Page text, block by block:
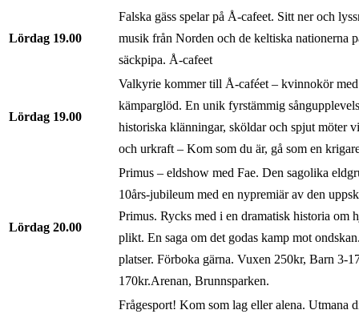
Lördag 19.00
Falska gäss spelar på Å-cafeet. Sitt ner och
musik från Norden och de keltiska nationerna
säckpipa. Å-cafeet
Lördag 19.00
Valkyrie kommer till Å-caféet – kvinnokör
kämparglöd. En unik fyrstämmig
historiska klänningar, sköldar och spjut möter
och urkraft – Kom som du är, gå som en
Lördag 20.00
Primus – eldshow med Fae. Den sagolika
10års-jubileum med en nypremiär av den
Primus. Rycks med i en dramatisk historia om
plikt. En saga om det godas kamp mot
platser. Förboka gärna. Vuxen 250kr, Barn 3-
170kr.Arenan, Brunnsparken.
Frågesport! Kom som lag eller alena. Utmana